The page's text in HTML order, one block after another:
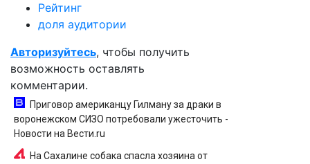
Рейтинг
доля аудитории
Авторизуйтесь, чтобы получить
возможность оставлять
комментарии.
Приговор американцу Гилману за драки в
воронежском СИЗО потребовали ужесточить -
Новости на Вести.ru
На Сахалине собака спасла хозяина от